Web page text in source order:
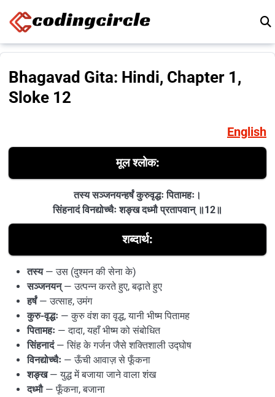
Bhagavad Gita: Hindi, Chapter 1,
Sloke 12
English
मूल श्लोक:
तस्य सञ्जनयन्हर्षं कुरुवृद्धः पितामहः।
सिंहनादं विनद्योच्चैः शङ्ख दध्मौ प्रतापवान् ॥12॥
शब्दार्थ:
तस्य— उस (दुश्मन की सेना के)
सञ्जनयन्— उत्पन्न करते हुए, बढ़ाते हुए
हर्षं— उत्साह, उमंग
कुरु-वृद्धः — कुरु वंश का वृद्ध, यानी भीष्म पितामह
पितामहः — दादा, यहाँ भीष्म को संबोधित
सिंहनादं— सिंह के गर्जन जैसे शक्तिशाली उद्घोष
विनद्योच्चैः — ऊँची आवाज़ से फूँकना
शङ्ख— युद्ध में बजाया जाने वाला शंख
दध्मौ— फूँकना, बजाना